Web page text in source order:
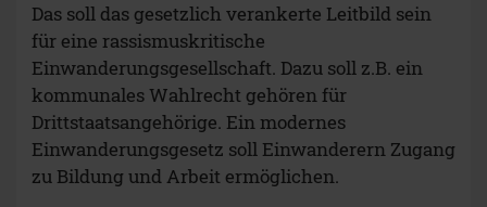
Das soll das gesetzlich verankerte Leitbild sein
für eine rassismuskritische
Einwanderungsgesellschaft. Dazu soll z.B. ein
kommunales Wahlrecht gehören für
Drittstaatsangehörige. Ein modernes
Einwanderungsgesetz soll Einwanderern Zugang
zu Bildung und Arbeit ermöglichen.